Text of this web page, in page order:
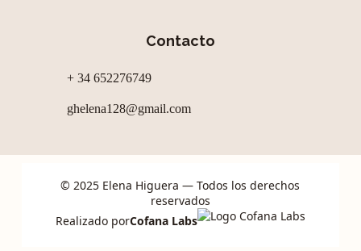
Contacto
+ 34 652276749
ghelena128@gmail.com
© 2025 Elena Higuera — Todos los derechos
reservados
Realizado porCofana Labs